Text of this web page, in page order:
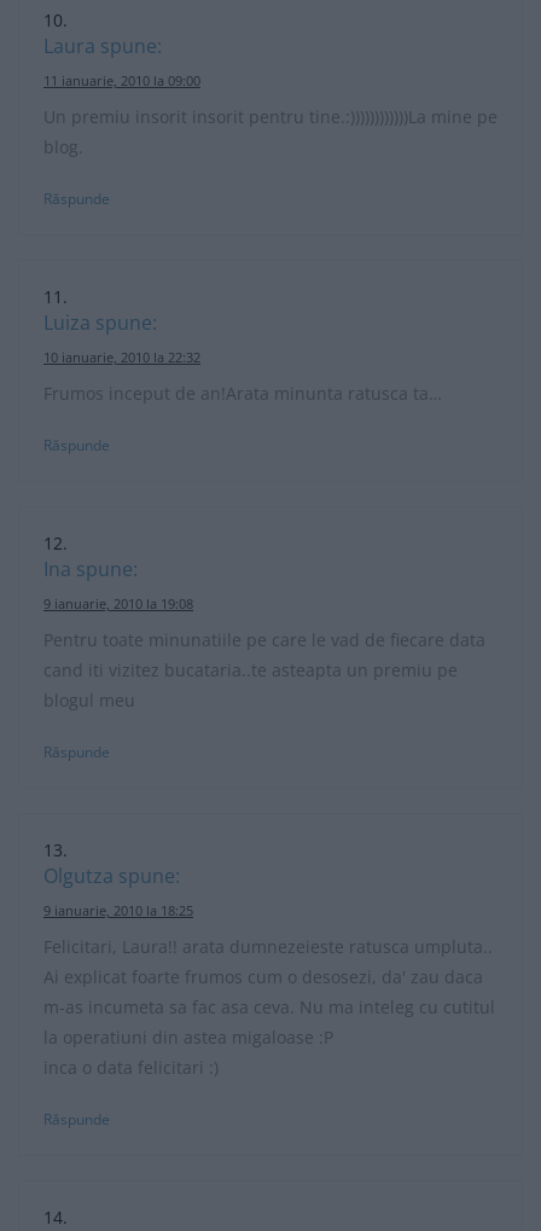
Laura spune:
11 ianuarie, 2010 la 09:00
Un premiu insorit insorit pentru tine.:))))))))))))La mine pe
blog.
Răspunde
Luiza spune:
10 ianuarie, 2010 la 22:32
Frumos inceput de an!Arata minunta ratusca ta…
Răspunde
Ina spune:
9 ianuarie, 2010 la 19:08
Pentru toate minunatiile pe care le vad de fiecare data
cand iti vizitez bucataria..te asteapta un premiu pe
blogul meu
Răspunde
Olgutza spune:
9 ianuarie, 2010 la 18:25
Felicitari, Laura!! arata dumnezeieste ratusca umpluta..
Ai explicat foarte frumos cum o desosezi, da' zau daca
m-as incumeta sa fac asa ceva. Nu ma inteleg cu cutitul
la operatiuni din astea migaloase :P
inca o data felicitari :)
Răspunde